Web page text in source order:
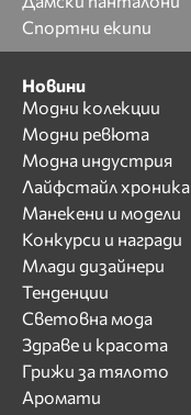
Спортни екипи
Новини
Модни колекции
Модни ревюта
Модна индустрия
Лайфстайл хроника
Манекени и модели
Конкурси и награди
Млади дизайнери
Тенденции
Световна мода
Здраве и красота
Грижи за тялото
Аромати